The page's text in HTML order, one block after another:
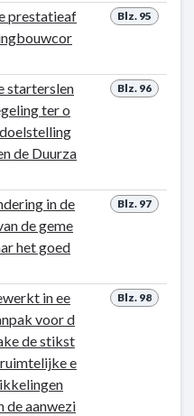
Blz. 95
prestatieaf
Blz. 96
starterslen
ter o
de Duurza
Blz. 97
in de
de geme
het goed
Blz. 98
in ee
voor d
de stikst
e
de aanwezi